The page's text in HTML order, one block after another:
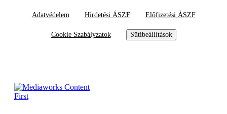
Adatvédelem Hirdetési ÁSZF Előfizetési ÁSZF
Cookie Szabályzatok Sütibeállítások